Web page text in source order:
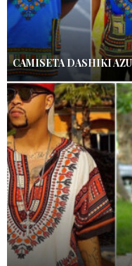
CAMISETA DASHIKI